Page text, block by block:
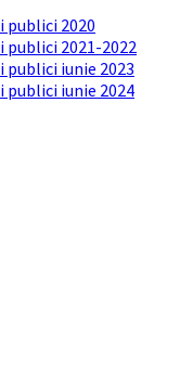
2020
2021-2022
iunie 2023
iunie 2024